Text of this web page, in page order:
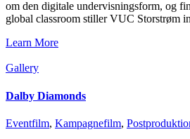
om den digitale undervisningsform, og
global classroom stiller VUC Storstrøm
Learn More
Gallery
Dalby Diamonds
Eventfilm, Kampagnefilm,